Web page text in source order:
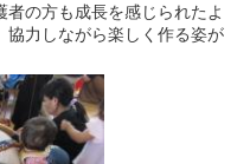
の方も成長を感じられたよ
協力しながら楽しく作る姿が